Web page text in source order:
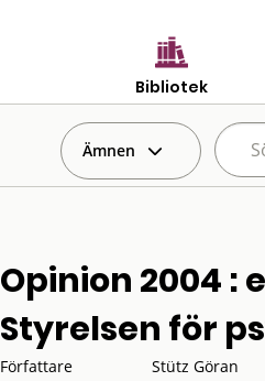
Bibliotek
Ämnen
Opinion 2004 :
Styrelsen för
Författare
Stütz Göran